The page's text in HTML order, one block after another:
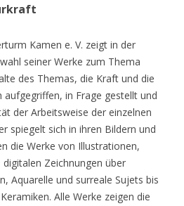
Kamen e. V. zeigt in der
seiner Werke zum Thema
des Themas, die Kraft und die
aufgegriffen, in Frage gestellt und
der Arbeitsweise der einzelnen
spiegelt sich in ihren Bildern und
die Werke von Illustrationen,
Zeichnungen über
Aquarelle und surreale Sujets bis
Alle Werke zeigen die